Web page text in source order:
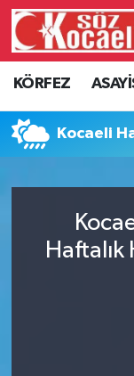
KÖRFEZ
Kocaeli
Kocaeli
Kocaeli
Süper Lig